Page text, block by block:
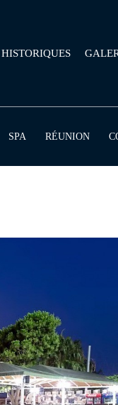
SPA RÉUNION